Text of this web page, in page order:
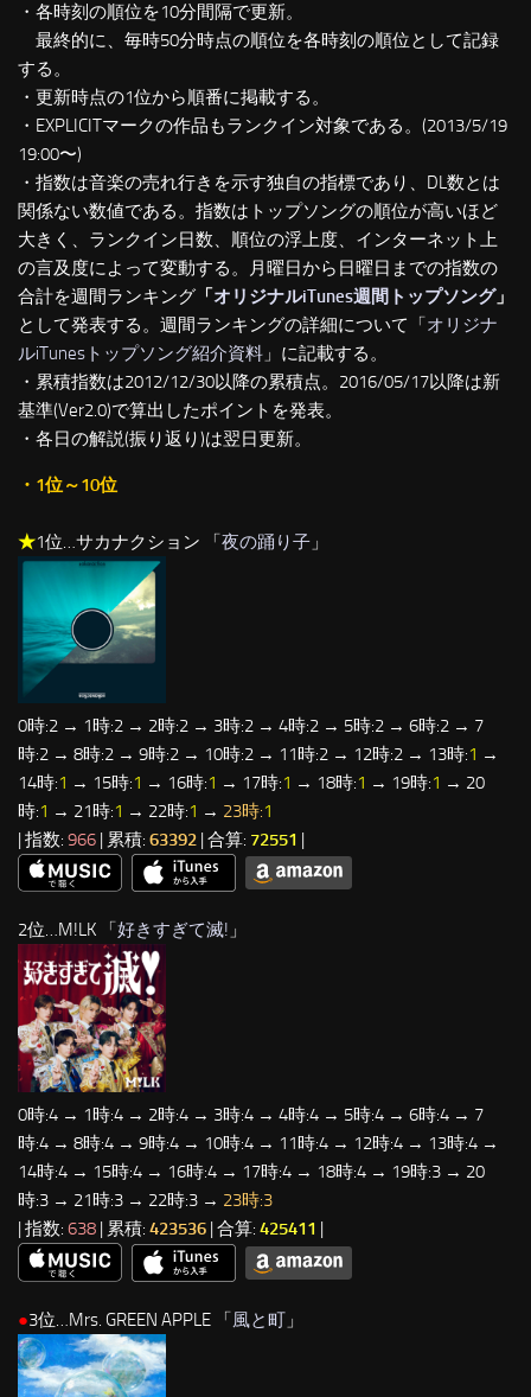
・各時刻の順位を10分間隔で更新。
最終的に、毎時50分時点の順位を各時刻の順位として記録
する。
・更新時点の1位から順番に掲載する。
・EXPLICITマークの作品もランクイン対象である。(2013/5/19
19:00〜)
・指数は音楽の売れ行きを示す独自の指標であり、DL数とは
関係ない数値である。指数はトップソングの順位が高いほど
大きく、ランクイン日数、順位の浮上度、インターネット上
の言及度によって変動する。月曜日から日曜日までの指数の
合計を週間ランキング 「オリジナルiTunes週間トップソング」
として発表する。週間ランキングの詳細について「オリジナ
ルiTunesトップソング紹介資料 」に記載する。
・累積指数は2012/12/30以降の累積点。2016/05/17以降は新
基準(Ver2.0)で算出したポイントを発表。
・各日の解説(振り返り)は翌日更新。
・1位～10位
★1位…サカナクション 「夜の踊り子 」
0時:2 → 1時:2 → 2時:2 → 3時:2 → 4時:2 → 5時:2 → 6時:2 → 7
時:2 → 8時:2 → 9時:2 → 10時:2 → 11時:2 → 12時:2 → 13時:1 →
14時:1 → 15時:1 → 16時:1 → 17時:1 → 18時:1 → 19時:1 → 20
時:1 → 21時:1 → 22時:1 → 23時:1
| 指数: 966 | 累積: 63392 | 合算: 72551 |
2位…M!LK 「 好きすぎて滅! 」
0時:4 → 1時:4 → 2時:4 → 3時:4 → 4時:4 → 5時:4 → 6時:4 → 7
時:4 → 8時:4 → 9時:4 → 10時:4 → 11時:4 → 12時:4 → 13時:4 →
14時:4 → 15時:4 → 16時:4 → 17時:4 → 18時:4 → 19時:3 → 20
時:3 → 21時:3 → 22時:3 → 23時:3
| 指数: 638 | 累積: 423536 | 合算: 425411
●3位…Mrs. GREEN APPLE 「風と町 」